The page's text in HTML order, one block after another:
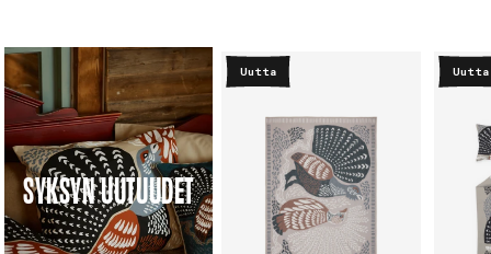
SYKSYN UUTUUDET
Uutta Uutta